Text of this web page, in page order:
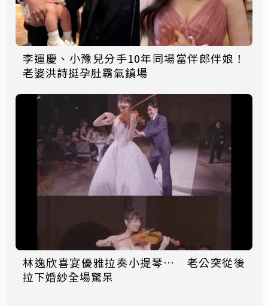
李運慶、小豫兒分手10年同場當伴郎伴娘！
老婆洪詩挺孕肚霸氣鎮場
林逸欣喜宴優雅拉奏小提琴… 老公突從後
拉下婚紗全場驚呆